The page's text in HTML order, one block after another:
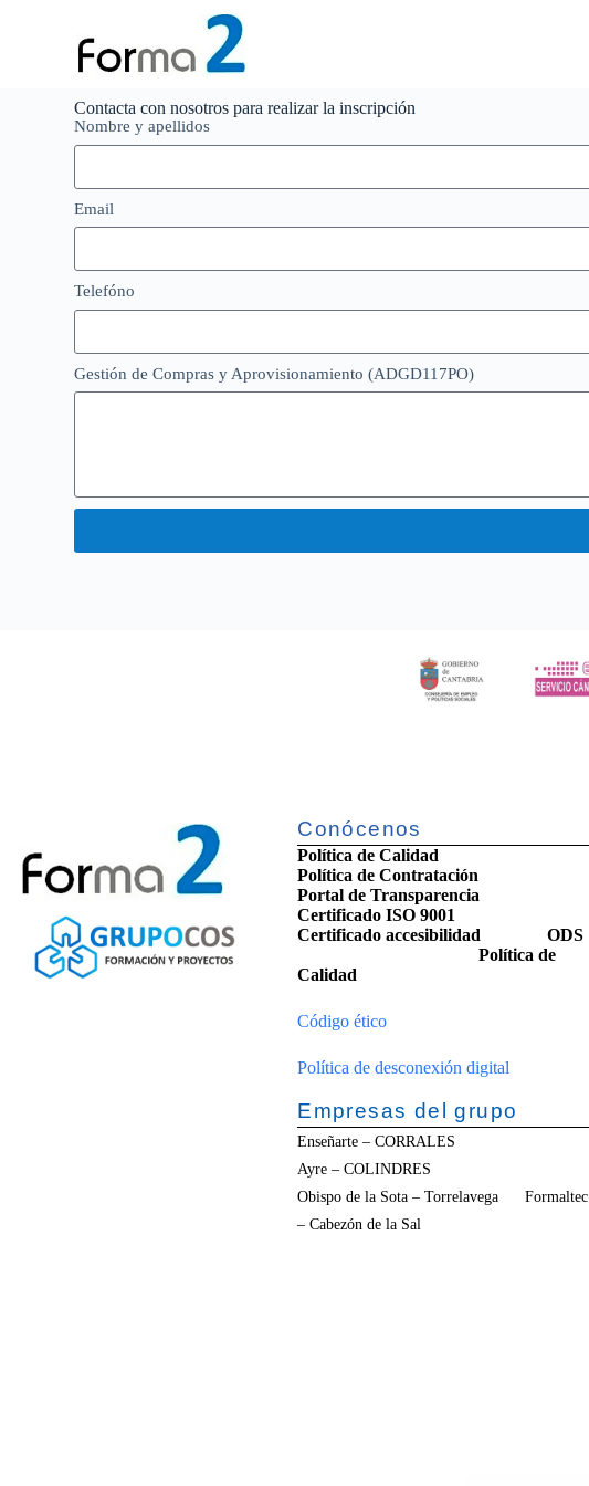
Contacta con nosotros para realizar la inscripción
Nombre y apellidos
Email
Telefóno
Gestión de Compras y Aprovisionamiento (ADGD117PO)
Conócenos
Política de Calidad
Política de Contratación
Portal de Transparencia
Certificado ISO 9001
Certificado accesibilidadODS
Política de
Calidad
Código ético
Política de desconexión digital
Empresas del grupo
Enseñarte – CORRALES
Ayre – COLINDRES
Obispo de la Sota – Torrelavega Formaltec
– Cabezón de la Sal